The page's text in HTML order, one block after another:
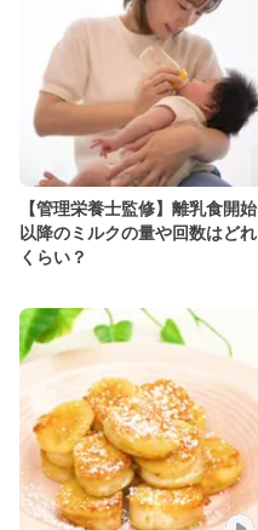
【管理栄養士監修】離乳食開始
以降のミルクの量や回数はどれ
くらい？